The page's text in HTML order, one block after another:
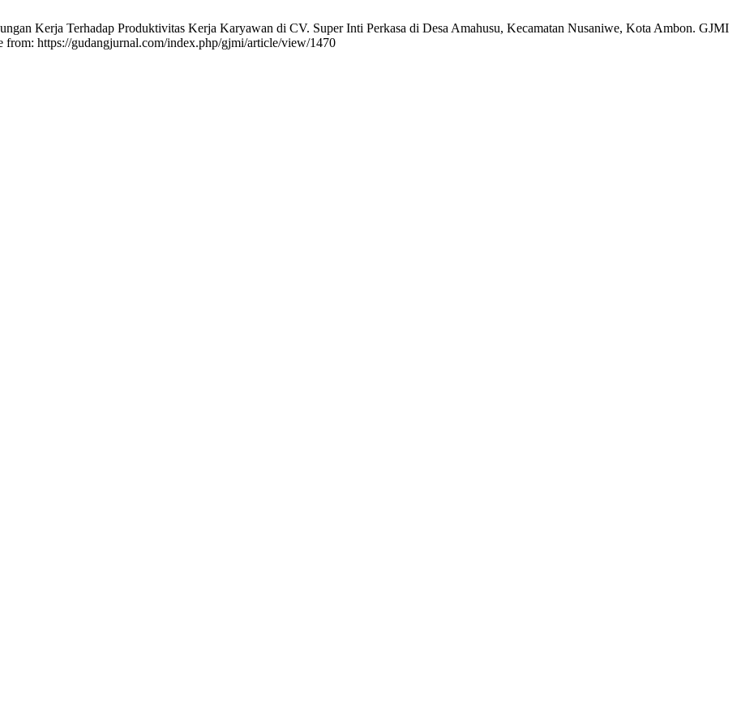
Kerja Terhadap Produktivitas Kerja Karyawan di CV. Super Inti Perkasa di Desa Amahusu, Kecamatan Nusaniwe, Kota Ambon. GJMI
https://gudangjurnal.com/index.php/gjmi/article/view/1470